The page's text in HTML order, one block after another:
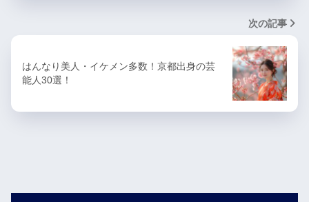
次の記事
はんなり美人・イケメン多数！京都出身の芸
能人30選！